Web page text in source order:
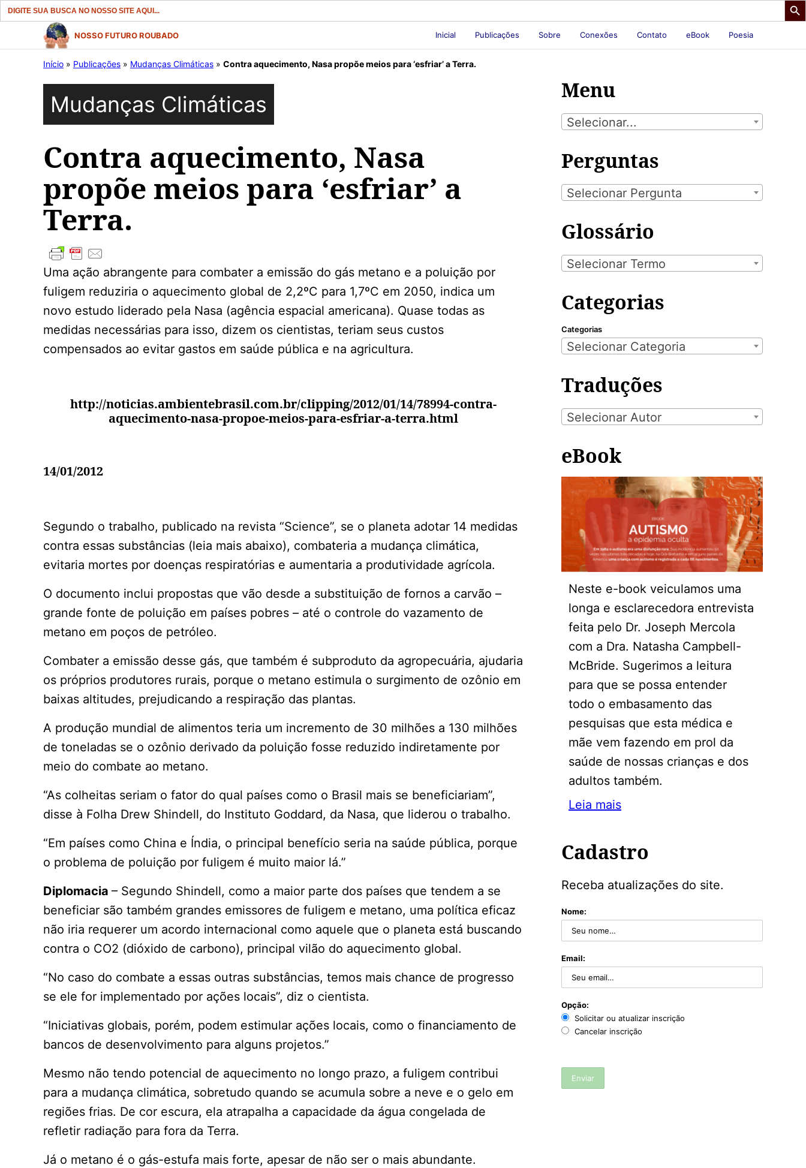
Search
for:
conteúdo
NOSSO FUTURO ROUBADO Inicial Publicações Sobre Conexões Contato eBook Poesia
Início » Publicações » Mudanças Climáticas » Contra aquecimento, Nasa propõe meios para ‘esfriar’ a Terra.
Mudanças Climáticas
Contra aquecimento, Nasa
propõe meios para ‘esfriar’ a
Terra.
Uma ação abrangente para combater a emissão do gás metano e a poluição por
fuligem reduziria o aquecimento global de 2,2ºC para 1,7ºC em 2050, indica um
novo estudo liderado pela Nasa (agência espacial americana). Quase todas as
medidas necessárias para isso, dizem os cientistas, teriam seus custos
compensados ao evitar gastos em saúde pública e na agricultura.
http://noticias.ambientebrasil.com.br/clipping/2012/01/14/78994-contra-
aquecimento-nasa-propoe-meios-para-esfriar-a-terra.html
14/01/2012
Segundo o trabalho, publicado na revista “Science”, se o planeta adotar 14 medidas
contra essas substâncias (leia mais abaixo), combateria a mudança climática,
evitaria mortes por doenças respiratórias e aumentaria a produtividade agrícola.
O documento inclui propostas que vão desde a substituição de fornos a carvão –
grande fonte de poluição em países pobres – até o controle do vazamento de
metano em poços de petróleo.
Combater a emissão desse gás, que também é subproduto da agropecuária, ajudaria
os próprios produtores rurais, porque o metano estimula o surgimento de ozônio em
baixas altitudes, prejudicando a respiração das plantas.
A produção mundial de alimentos teria um incremento de 30 milhões a 130 milhões
de toneladas se o ozônio derivado da poluição fosse reduzido indiretamente por
meio do combate ao metano.
“As colheitas seriam o fator do qual países como o Brasil mais se beneficiariam”,
disse à Folha Drew Shindell, do Instituto Goddard, da Nasa, que liderou o trabalho.
“Em países como China e Índia, o principal benefício seria na saúde pública, porque
o problema de poluição por fuligem é muito maior lá.”
Diplomacia – Segundo Shindell, como a maior parte dos países que tendem a se
beneficiar são também grandes emissores de fuligem e metano, uma política eficaz
não iria requerer um acordo internacional como aquele que o planeta está buscando
contra o CO2 (dióxido de carbono), principal vilão do aquecimento global.
“No caso do combate a essas outras substâncias, temos mais chance de progresso
se ele for implementado por ações locais”, diz o cientista.
“Iniciativas globais, porém, podem estimular ações locais, como o financiamento de
bancos de desenvolvimento para alguns projetos.”
Mesmo não tendo potencial de aquecimento no longo prazo, a fuligem contribui
para a mudança climática, sobretudo quando se acumula sobre a neve e o gelo em
regiões frias. De cor escura, ela atrapalha a capacidade da água congelada de
refletir radiação para fora da Terra.
Já o metano é o gás-estufa mais forte, apesar de não ser o mais abundante.
Menu
Selecionar...
Perguntas
Selecionar Pergunta
Glossário
Selecionar Termo
Categorias
Categorias
Selecionar Categoria
Traduções
Selecionar Autor
eBook
Neste e-book veiculamos uma
longa e esclarecedora entrevista
feita pelo Dr. Joseph Mercola
com a Dra. Natasha Campbell-
McBride. Sugerimos a leitura
para que se possa entender
todo o embasamento das
pesquisas que esta médica e
mãe vem fazendo em prol da
saúde de nossas crianças e dos
adultos também.
Leia mais
Cadastro
Receba atualizações do site.
Nome:
Email:
Opção:
Solicitar ou atualizar inscrição
Cancelar inscrição